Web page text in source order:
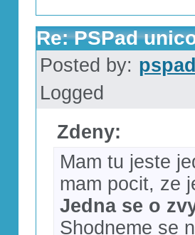
Re: PSPad
Posted by:
Logged
Zdeny:
Mam tu jeste
mam pocit, ze
Jedna se o
Shodneme se